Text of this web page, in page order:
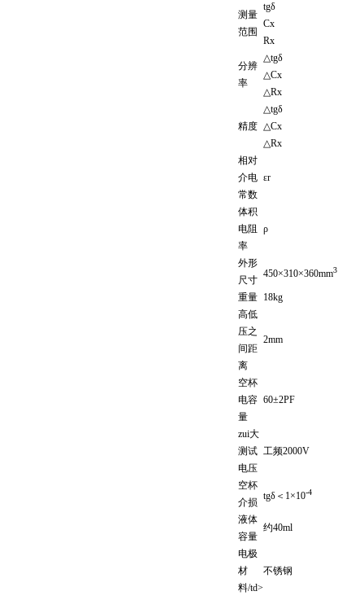
测量
范围
tgδ
Cx
Rx
分辨
率
△tgδ
△Cx
△Rx
精度
△tgδ
△Cx
△Rx
相对
介电
常数
εr
体积
电阻
率
ρ
外形
尺寸
450×310×360mm3
重量 18kg
高低
压之
间距
离
2mm
空杯
电容
量
60±2PF
zui大
测试
电压
工频2000V
空杯
介损
tgδ＜1×10-4
液体
容量
约40ml
电极
材
料/td>
不锈钢